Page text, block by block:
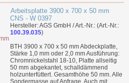
Arbeitsplatte 3900 x 700 x 50 mm
CNS - W 0397
Hersteller: AGS GmbH / Art.-Nr.: (Art.-Nr.:
100.39.035)
BTH 3900 x 700 x 50 mm Abdeckplatte,
Stärke 1,0 mm oder 2,0 mm Ausführung:
Chromnickelstahl 18-10, Platte allseitig
50 mm abgekantet, schalldämmend
holzunterfüttert. Gesamthöhe 50 mm. Alle
Sondermasse auf Anfrage. Auch mit